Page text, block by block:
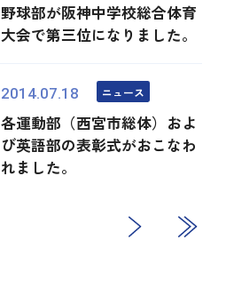
野球部が阪神中学校総合体育
大会で第三位になりました。
2014.07.18 ニュース
各運動部（西宮市総体）およ
び英語部の表彰式がおこなわ
れました。